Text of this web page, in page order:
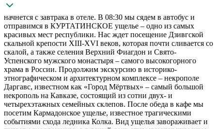
начнется с завтрака в отеле. В 08:30 мы сядем в автобус и
отправимся в КУРТАТИНСКОЕ ущелье – одно из самых
красивых мест республики. Нас ждет посещение Дзивгской
скальной крепости XIII-XVI веков, которая почти сливается со
скалой, а также селения Верхний Фиагдон и Свято-
Успенского мужского монастыря – самого высокогорного
храма в России. Продолжим экскурсию в историко-
этнографическом и архитектурном комплексе – некрополе
Даргавс, известном как «Город Мёртвых» – самый большой
некрополь на Кавказе, состоящий из сотни двух- и
четырехэтажных семейных склепов. После обеда в кафе мы
посетим Кармадонское ущелье, известное трагическими
событиями схода ледника Колка. Вид ущелья завораживает и